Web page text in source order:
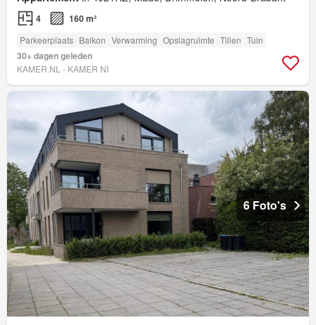
4 160 m²
Parkeerplaats Balkon Verwarming Opslagruimte Tillen Tuin
30+ dagen geleden
KAMER.NL - KAMER NI
6 Foto's